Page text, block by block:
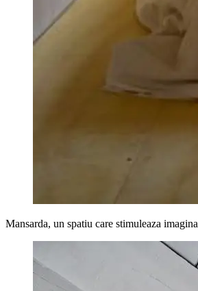
Mansarda, un spatiu care stimuleaza